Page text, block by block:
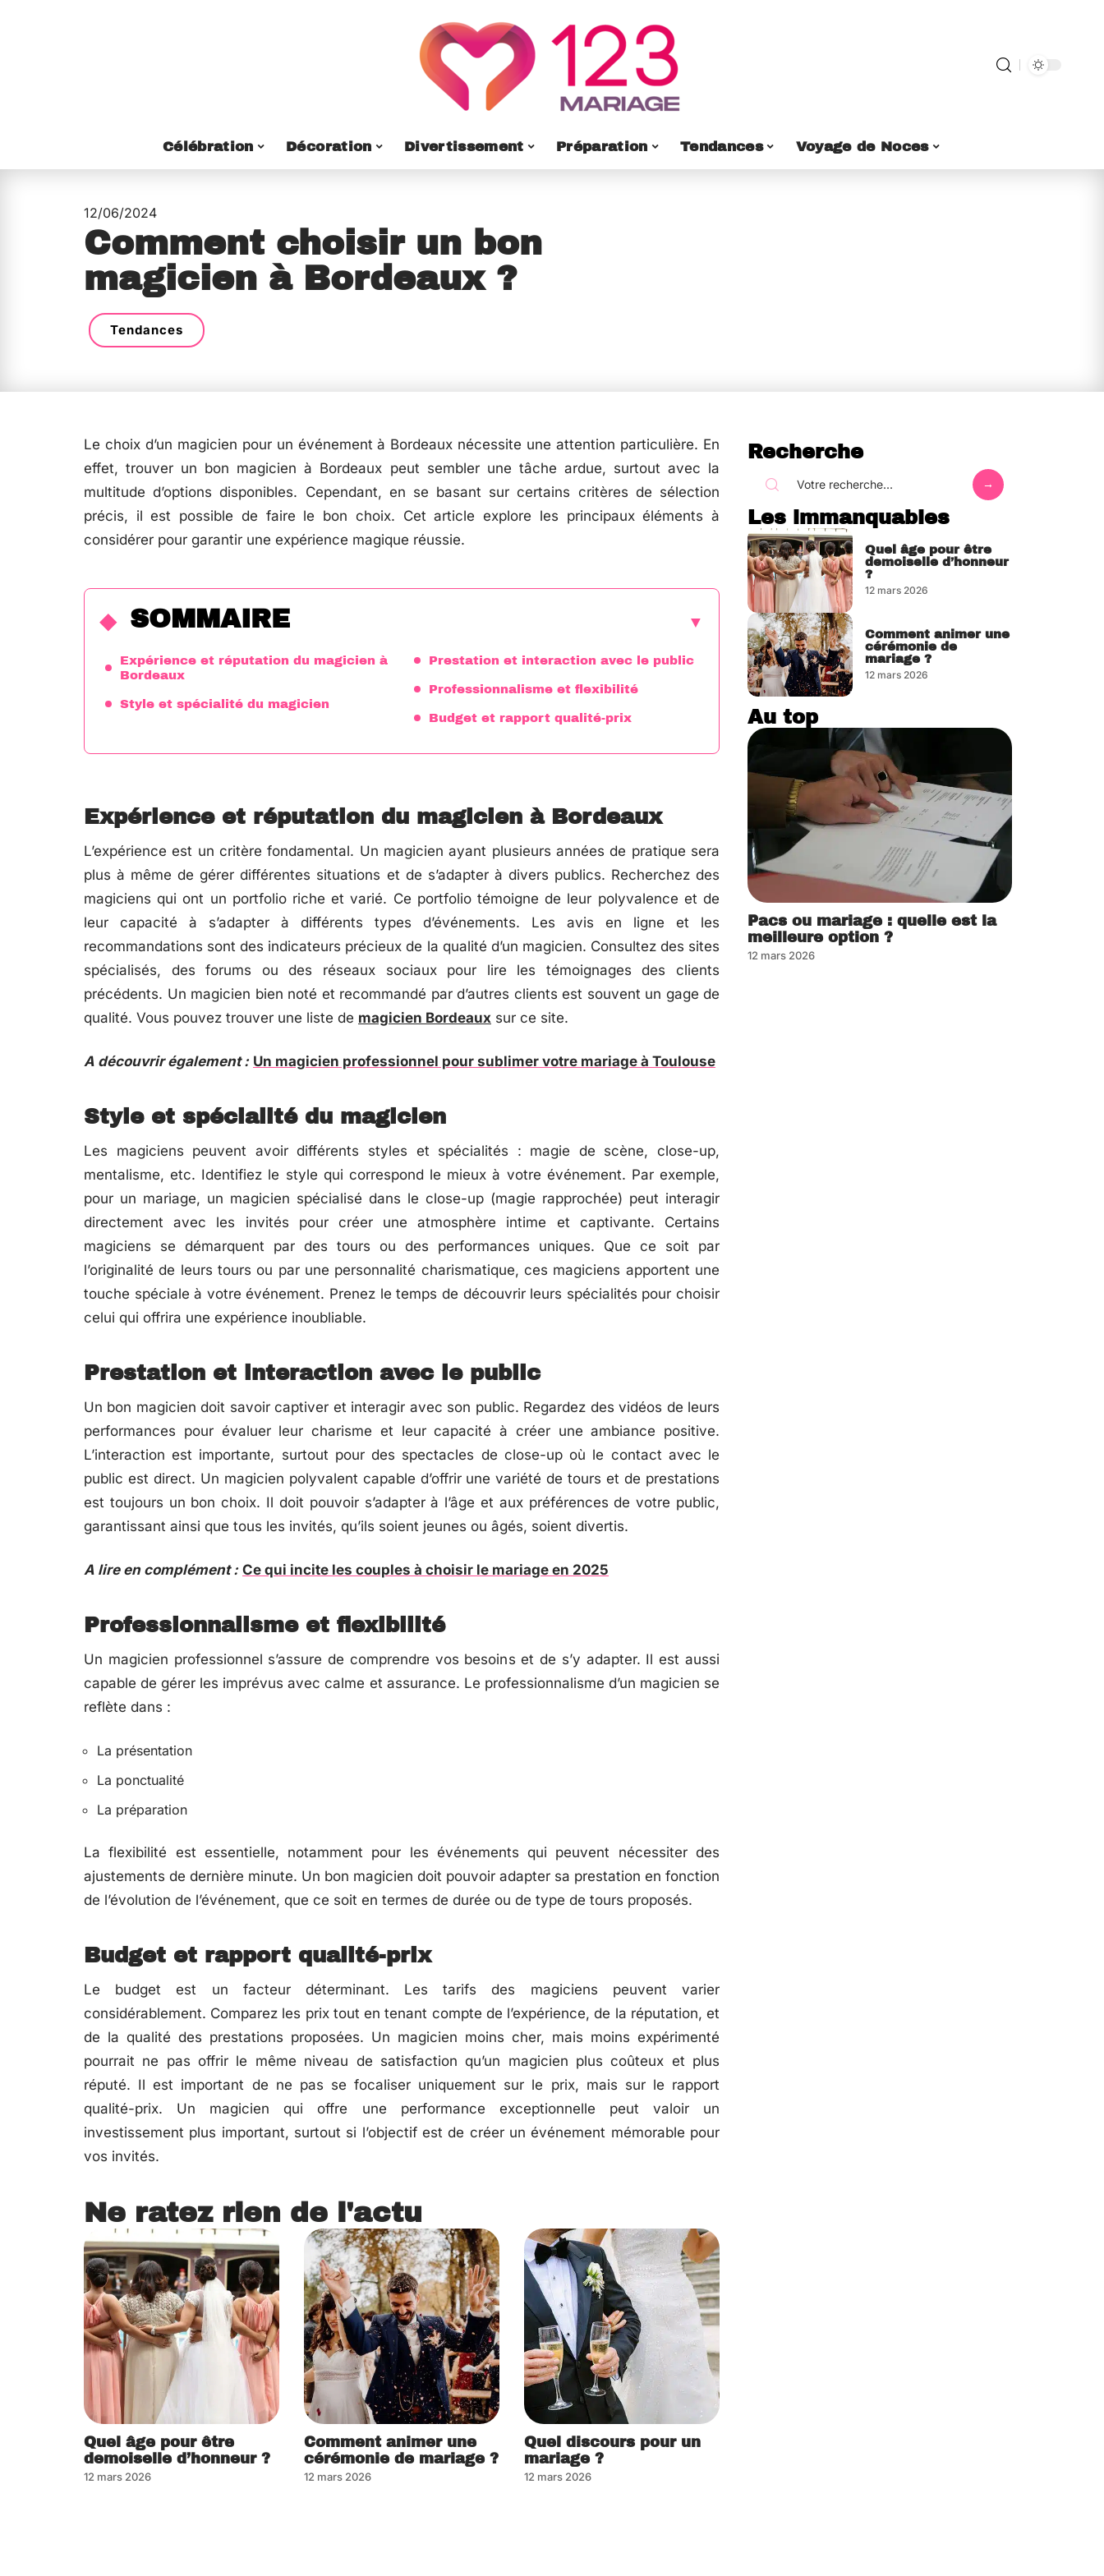
Célébration Décoration Divertissement Préparation Tendances Voyage de Noces
12/06/2024
Comment choisir un bon
magicien à Bordeaux ?
Tendances
Le choix d’un magicien pour un événement à Bordeaux nécessite une attention particulière. En
effet, trouver un bon magicien à Bordeaux peut sembler une tâche ardue, surtout avec la
multitude d’options disponibles. Cependant, en se basant sur certains critères de sélection
précis, il est possible de faire le bon choix. Cet article explore les principaux éléments à
considérer pour garantir une expérience magique réussie.
SOMMAIRE
Expérience et réputation du magicien à
Bordeaux
Style et spécialité du magicien
Prestation et interaction avec le public
Professionnalisme et flexibilité
Budget et rapport qualité-prix
Expérience et réputation du magicien à Bordeaux
L’expérience est un critère fondamental. Un magicien ayant plusieurs années de pratique sera
plus à même de gérer différentes situations et de s’adapter à divers publics. Recherchez des
magiciens qui ont un portfolio riche et varié. Ce portfolio témoigne de leur polyvalence et de
leur capacité à s’adapter à différents types d’événements. Les avis en ligne et les
recommandations sont des indicateurs précieux de la qualité d’un magicien. Consultez des sites
spécialisés, des forums ou des réseaux sociaux pour lire les témoignages des clients
précédents. Un magicien bien noté et recommandé par d’autres clients est souvent un gage de
qualité. Vous pouvez trouver une liste de magicien Bordeaux sur ce site.
A découvrir également : Un magicien professionnel pour sublimer votre mariage à Toulouse
Style et spécialité du magicien
Les magiciens peuvent avoir différents styles et spécialités : magie de scène, close-up,
mentalisme, etc. Identifiez le style qui correspond le mieux à votre événement. Par exemple,
pour un mariage, un magicien spécialisé dans le close-up (magie rapprochée) peut interagir
directement avec les invités pour créer une atmosphère intime et captivante. Certains
magiciens se démarquent par des tours ou des performances uniques. Que ce soit par
l’originalité de leurs tours ou par une personnalité charismatique, ces magiciens apportent une
touche spéciale à votre événement. Prenez le temps de découvrir leurs spécialités pour choisir
celui qui offrira une expérience inoubliable.
Prestation et interaction avec le public
Un bon magicien doit savoir captiver et interagir avec son public. Regardez des vidéos de leurs
performances pour évaluer leur charisme et leur capacité à créer une ambiance positive.
L’interaction est importante, surtout pour des spectacles de close-up où le contact avec le
public est direct. Un magicien polyvalent capable d’offrir une variété de tours et de prestations
est toujours un bon choix. Il doit pouvoir s’adapter à l’âge et aux préférences de votre public,
garantissant ainsi que tous les invités, qu’ils soient jeunes ou âgés, soient divertis.
A lire en complément : Ce qui incite les couples à choisir le mariage en 2025
Professionnalisme et flexibilité
Un magicien professionnel s’assure de comprendre vos besoins et de s’y adapter. Il est aussi
capable de gérer les imprévus avec calme et assurance. Le professionnalisme d’un magicien se
reflète dans :
La présentation
La ponctualité
La préparation
La flexibilité est essentielle, notamment pour les événements qui peuvent nécessiter des
ajustements de dernière minute. Un bon magicien doit pouvoir adapter sa prestation en fonction
de l’évolution de l’événement, que ce soit en termes de durée ou de type de tours proposés.
Budget et rapport qualité-prix
Le budget est un facteur déterminant. Les tarifs des magiciens peuvent varier
considérablement. Comparez les prix tout en tenant compte de l’expérience, de la réputation, et
de la qualité des prestations proposées. Un magicien moins cher, mais moins expérimenté
pourrait ne pas offrir le même niveau de satisfaction qu’un magicien plus coûteux et plus
réputé. Il est important de ne pas se focaliser uniquement sur le prix, mais sur le rapport
qualité-prix. Un magicien qui offre une performance exceptionnelle peut valoir un
investissement plus important, surtout si l’objectif est de créer un événement mémorable pour
vos invités.
Ne ratez rien de l'actu
Quel âge pour être
demoiselle d’honneur ?
12 mars 2026
Comment animer une
cérémonie de mariage ?
12 mars 2026
Quel discours pour un
mariage ?
12 mars 2026
Recherche
Les immanquables
Quel âge pour être
demoiselle d’honneur
?
12 mars 2026
Comment animer une
cérémonie de
mariage ?
12 mars 2026
Au top
Pacs ou mariage : quelle est la
meilleure option ?
12 mars 2026